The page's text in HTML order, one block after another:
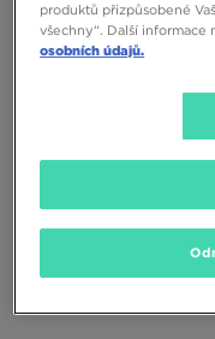
CREP WKŁADKA DO BUTÓW
produktů přizpůsobené
všechny“. Další informace
osobních údajů.